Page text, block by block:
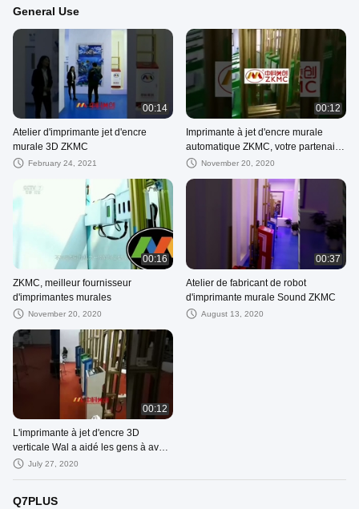
General Use
00:14
Atelier d'imprimante jet d'encre
murale 3D ZKMC
February 24, 2021
00:12
Imprimante à jet d'encre murale
automatique ZKMC, votre partenaire
fiable pour une coopération
November 20, 2020
00:16
ZKMC, meilleur fournisseur
d'imprimantes murales
November 20, 2020
00:37
Atelier de fabricant de robot
d'imprimante murale Sound ZKMC
August 13, 2020
00:12
L'imprimante à jet d'encre 3D
verticale Wal a aidé les gens à avoir
quelque chose qui attire votre
July 27, 2020
Q7PLUS